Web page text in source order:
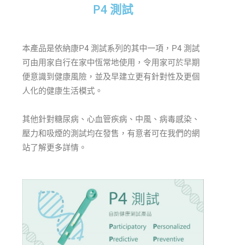
P4 測試
本產品是依納康P4 測試系列的其中一項，P4 測試
可由用家自行在家中恆常地使用，令用家可於早期
便意識到健康風險，並及早建立更有針對性及更個
人化的健康生活模式。
其他針對糖尿病、心血管疾病、中風、病毒感染、
壓力和吸煙的測試均在發售，有意者可在我們的網
站了解更多詳情。